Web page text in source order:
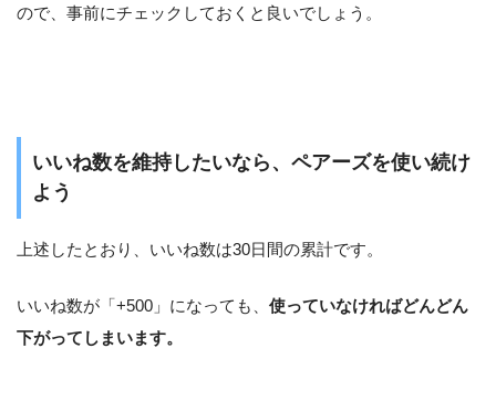
ので、事前にチェックしておくと良いでしょう。
いいね数を維持したいなら、ペアーズを使い続け
よう
上述したとおり、いいね数は30日間の累計です。
いいね数が「+500」になっても、 使っていなければどんどん
下がってしまいます。